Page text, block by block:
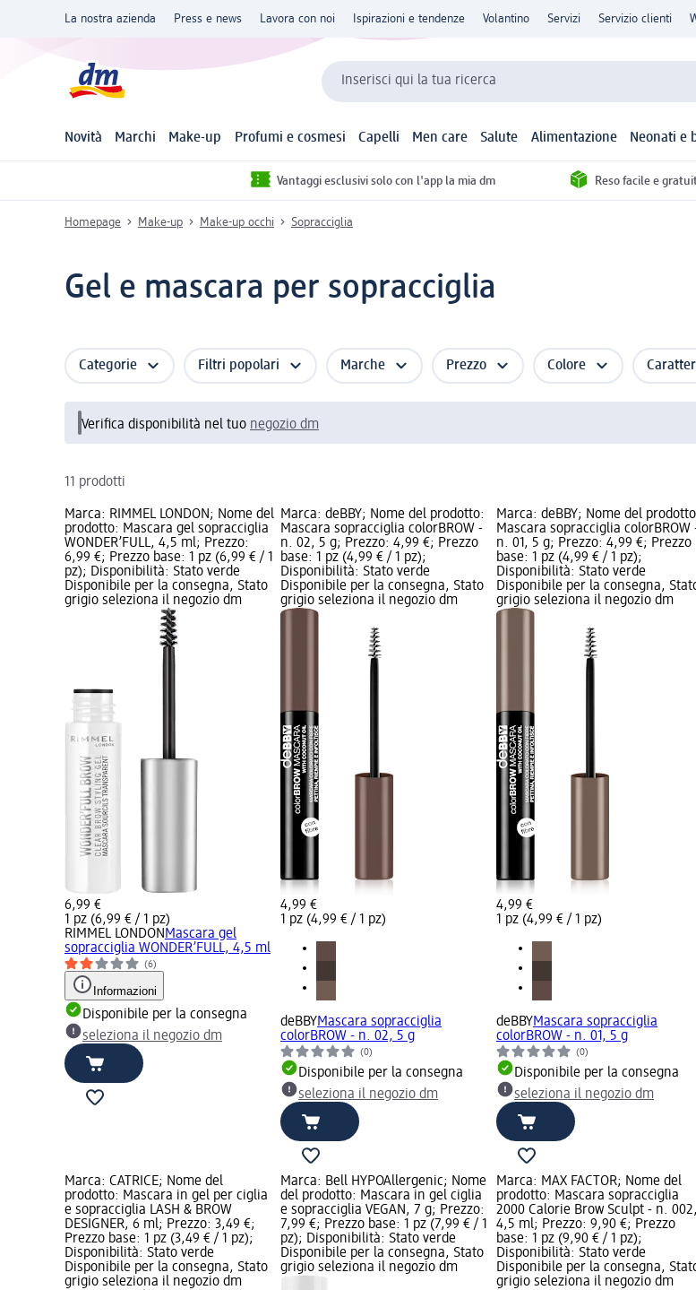
La nostra azienda Press e news Lavora con noi Ispirazioni e tendenze Volantino Servizi Servizio clienti
Inserisci qui la tua ricerca
Novità Marchi Make-up Profumi e cosmesi Capelli Men care Salute Alimentazione Neonati e
Vantaggi esclusivi solo con l'app la mia dm Reso facile e
Homepage Make-up Make-up occhi Sopracciglia
Gel e mascara per sopracciglia
Categorie Filtri popolari Marche Prezzo Colore
Verifica disponibilità nel tuo negozio dm
11 prodotti
Marca: RIMMEL LONDON; Nome del
prodotto: Mascara gel sopracciglia
WONDER’FULL, 4,5 ml; Prezzo:
6,99 €; Prezzo base: 1 pz (6,99 € / 1
pz); Disponibilità: Stato verde
Disponibile per la consegna, Stato
grigio seleziona il negozio dm
6,99 €
1 pz (6,99 € / 1 pz)
RIMMEL LONDON Mascara gel
sopracciglia WONDER’FULL, 4,5 ml
(6)
Informazioni
Disponibile per la consegna
seleziona il negozio dm
Marca: deBBY; Nome del prodotto:
Mascara sopracciglia colorBROW -
n. 02, 5 g; Prezzo: 4,99 €; Prezzo
base: 1 pz (4,99 € / 1 pz);
Disponibilità: Stato verde
Disponibile per la consegna, Stato
grigio seleziona il negozio dm
4,99 €
1 pz (4,99 € / 1 pz)
deBBYMascara sopracciglia
colorBROW - n. 02, 5 g
(0)
Disponibile per la consegna
seleziona il negozio dm
Marca: deBBY; Nome del
Mascara sopracciglia colorBROW
n. 01, 5 g; Prezzo: 4,99 €; Prezzo
base: 1 pz (4,99 € / 1 pz);
Disponibilità: Stato verde
Disponibile per la consegna,
grigio seleziona il negozio dm
4,99 €
1 pz (4,99 € / 1 pz)
deBBYMascara sopracciglia
colorBROW - n. 01, 5 g
(0)
Disponibile per la consegna
seleziona il negozio dm
Marca: CATRICE; Nome del
prodotto: Mascara in gel per ciglia
e sopracciglia LASH & BROW
DESIGNER, 6 ml; Prezzo: 3,49 €;
Prezzo base: 1 pz (3,49 € / 1 pz);
Disponibilità: Stato verde
Disponibile per la consegna, Stato
grigio seleziona il negozio dm
Marca: Bell HYPOAllergenic; Nome
del prodotto: Mascara in gel ciglia
e sopracciglia VEGAN, 7 g; Prezzo:
7,99 €; Prezzo base: 1 pz (7,99 € / 1
pz); Disponibilità: Stato verde
Disponibile per la consegna, Stato
grigio seleziona il negozio dm
Marca: MAX FACTOR; Nome del
prodotto: Mascara sopracciglia
2000 Calorie Brow Sculpt - n. 002,
4,5 ml; Prezzo: 9,90 €; Prezzo
base: 1 pz (9,90 € / 1 pz);
Disponibilità: Stato verde
Disponibile per la consegna,
grigio seleziona il negozio dm